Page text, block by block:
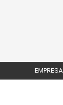
EMPRESA